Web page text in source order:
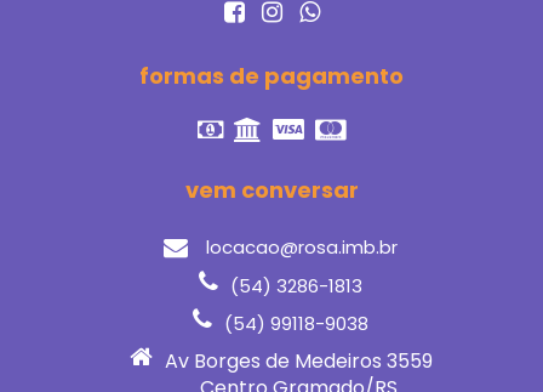
formas de pagamento
vem conversar
locacao@rosa.imb.br
(54) 3286-1813
(54) 99118-9038
Av Borges de Medeiros 3559